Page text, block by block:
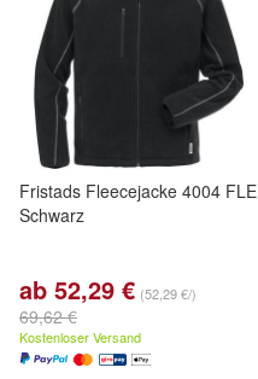
Fristads Fleecejacke 4004 FLE
Schwarz
ab 52,29 € (52,29 €/)
69,62 €
Kostenloser Versand